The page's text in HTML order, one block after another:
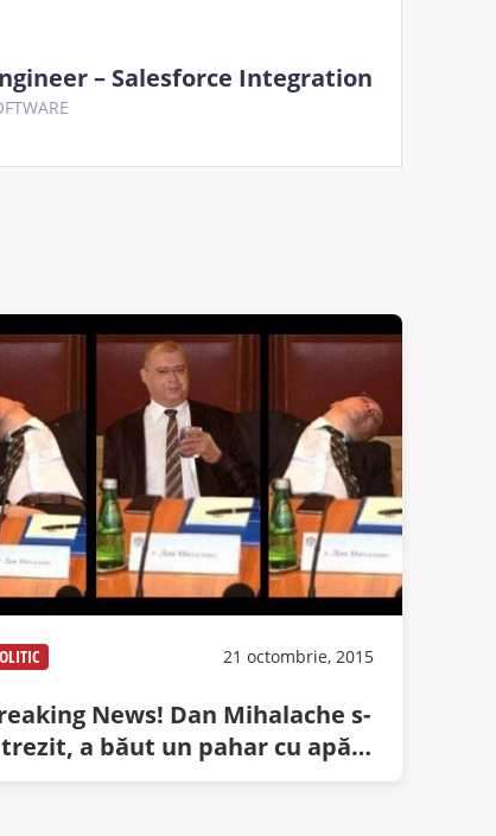
– Salesforce Integration
21 octombrie, 2015
News! Dan Mihalache s-
a băut un pahar cu apă,
care s-a culcat la loc